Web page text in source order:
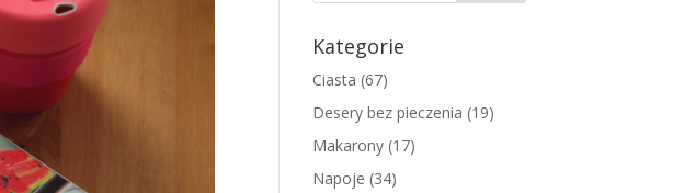
Kategorie
Ciasta (67)
Desery bez pieczenia (19)
Makarony (17)
Napoje (34)